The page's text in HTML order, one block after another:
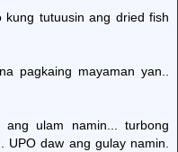
kung tutuusin ang dried fish
pagkaing mayaman yan..
ulam namin... turbong
UPO daw ang gulay namin.